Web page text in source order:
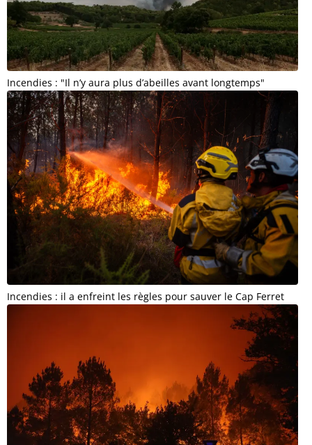
Incendies : "Il n’y aura plus d’abeilles avant longtemps"
Incendies : il a enfreint les règles pour sauver le Cap Ferret